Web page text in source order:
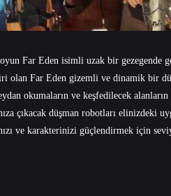
Far Eden isimli uzak bir gezegende
olan Far Eden gizemli ve dinamik bir
okumaların ve keşfedilecek
çıkacak düşman robotları elinizdeki
ve karakterinizi güçlendirmek için